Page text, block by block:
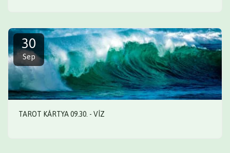
30
Sep
TAROT KÁRTYA 09.30. - VÍZ